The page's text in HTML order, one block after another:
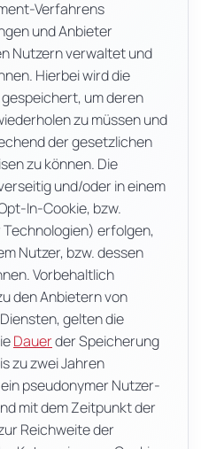
Verfahrens
und Anbieter
Nutzern verwaltet und
Hierbei wird die
um deren
zu müssen und
der gesetzlichen
zu können. Die
und/oder in einem
In-Cookie, bzw.
erfolgen,
Nutzer, bzw. dessen
Vorbehaltlich
den Anbietern von
gelten die
Dauerder Speicherung
zu zwei Jahren
pseudonymer Nutzer-
mit dem Zeitpunkt der
Reichweite der